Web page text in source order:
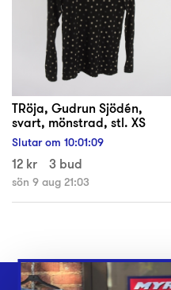
TRöja, Gudrun Sjödén,
svart, mönstrad, stl. XS
Slutar om 10:01:08
12 kr 3 bud
sön 9 aug 21:03